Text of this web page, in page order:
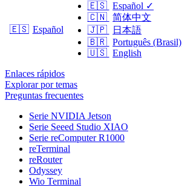
🇪🇸 Español
🇪🇸 Español ✓
🇨🇳 简体中文
🇯🇵
日本語
🇧🇷 Português (Brasil)
🇺🇸 English
Enlaces rápidos
Explorar por temas
Preguntas frecuentes
Serie NVIDIA Jetson
Serie Seeed Studio XIAO
Serie reComputer R1000
reTerminal
reRouter
Odyssey
Wio Terminal